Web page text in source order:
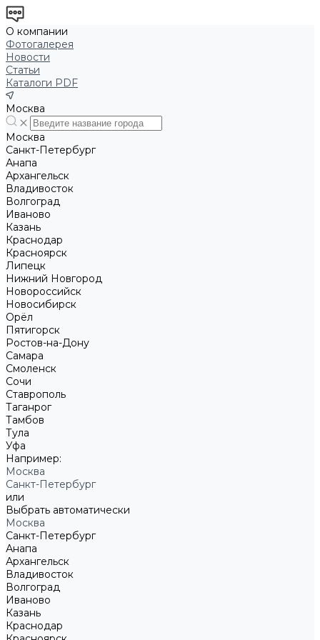
О компании
Фотогалерея
Новости
Статьи
Каталоги PDF
Москва
Москва
Санкт-Петербург
Анапа
Архангельск
Владивосток
Волгоград
Иваново
Казань
Краснодар
Красноярск
Липецк
Нижний Новгород
Новороссийск
Новосибирск
Орёл
Пятигорск
Ростов-на-Дону
Самара
Смоленск
Сочи
Ставрополь
Таганрог
Тамбов
Тула
Уфа
Например:
Москва
Санкт-Петербург
или
Выбрать автоматически
Москва
Санкт-Петербург
Анапа
Архангельск
Владивосток
Волгоград
Иваново
Казань
Краснодар